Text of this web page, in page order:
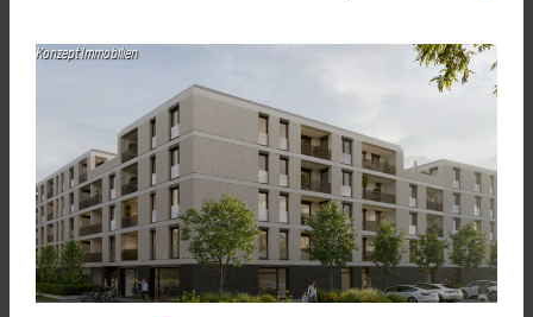
Konzept Immobilien